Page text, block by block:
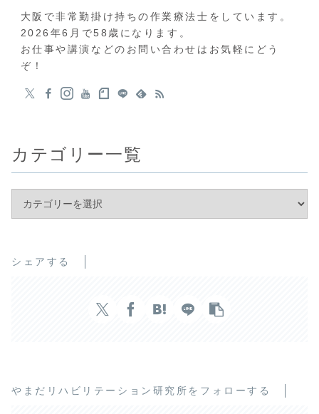
大阪で非常勤掛け持ちの作業療法士をしています。
2026年6月で58歳になります。
お仕事や講演などのお問い合わせはお気軽にどう
ぞ！
カテゴリー一覧
シェアする
やまだリハビリテーション研究所をフォローする